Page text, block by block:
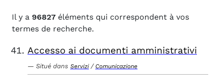
Il y a 96827 éléments qui correspondent à vos
termes de recherche.
Accesso ai documenti amministrativi
Situé dans Servizi / Comunicazione